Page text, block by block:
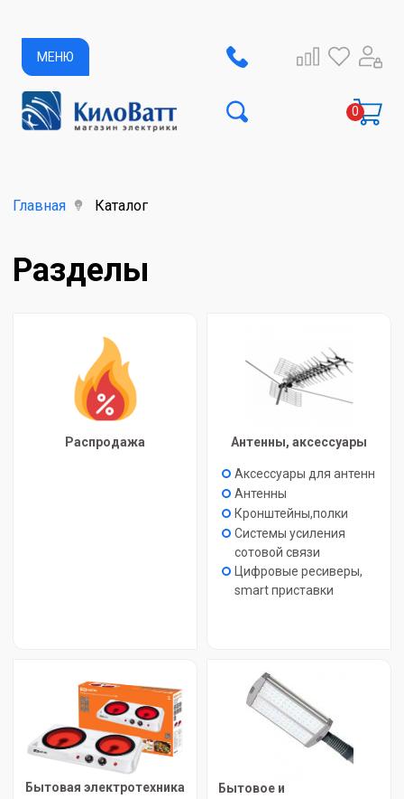
МЕНЮ
Главная Каталог
Разделы
Распродажа Антенны, аксессуары
Аксессуары для антенн
Антенны
Кронштейны,полки
Системы усиления
сотовой связи
Цифровые ресиверы,
smart приставки
Бытовая электротехника
Бытовое и